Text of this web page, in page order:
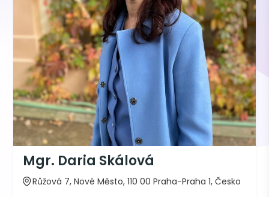
Mgr. Daria Skálová
Růžová 7, Nové Město, 110 00 Praha-Praha 1, Česko